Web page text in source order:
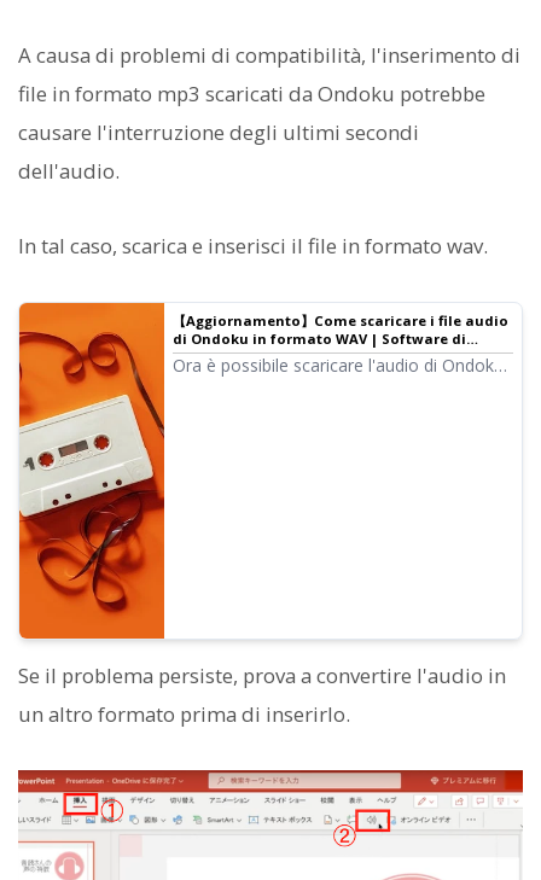
A causa di problemi di compatibilità, l'inserimento di
file in formato mp3 scaricati da Ondoku potrebbe
causare l'interruzione degli ultimi secondi
dell'audio.
In tal caso, scarica e inserisci il file in formato wav.
【Aggiornamento】Come scaricare i file audio
di Ondoku in formato WAV | Software di
sintesi vocale Ondoku
Ora è possibile scaricare l'audio di Ondoku
Se il problema persiste, prova a convertire l'audio in
un altro formato prima di inserirlo.